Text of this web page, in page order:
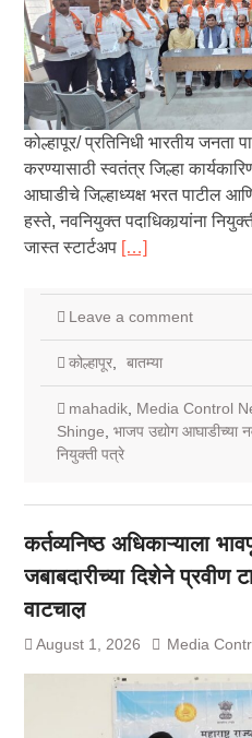
कोल्हापूर/ प्रतिनिधी भारतीय जनता
करण्यासाठी स्वतंत्र जिल्हा
आघाडीचे जिल्हाध्यक्ष भरत पाटील
हस्ते, नवनियुक्त पदाधिकार्‍यांना
जास्त स्टार्टअप […]
Leave a comment
कोल्हापूर, बातम्या
mahadik, Media Control
Shinge भाजप उद्योग आघाडीच्या
नियुक्ती पत्रे
कर्तव्यनिष्ठ अधिकाऱ्याला
जबाबदारीच्या दिशेने प्रवीण
वाटचाल़
August 1, 2026 Media